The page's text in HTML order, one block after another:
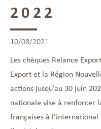
2022
10/08/2021
Les chèques Relance
Export et la Région
actions jusqu’au 30 juin
nationale vise à renforcer
françaises à